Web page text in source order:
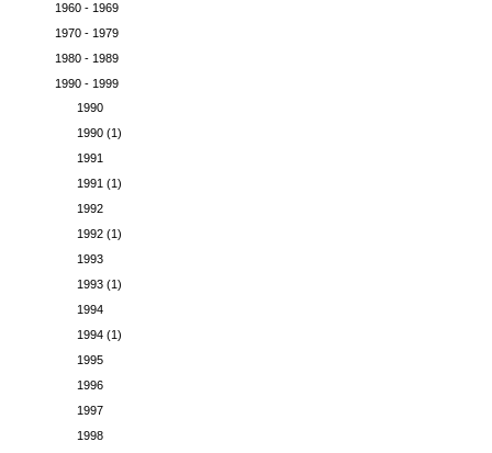
1960 - 1969
1970 - 1979
1980 - 1989
1990 - 1999
1990
1990 (1)
1991
1991 (1)
1992
1992 (1)
1993
1993 (1)
1994
1994 (1)
1995
1996
1997
1998